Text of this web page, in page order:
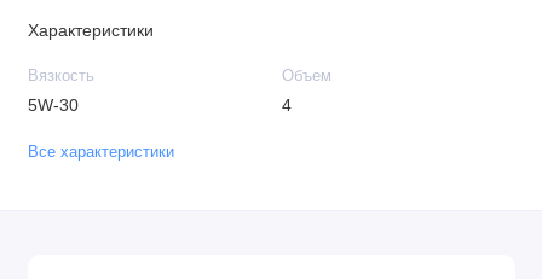
Характеристики
Вязкость
5W-30
Объем
4
Все характеристики